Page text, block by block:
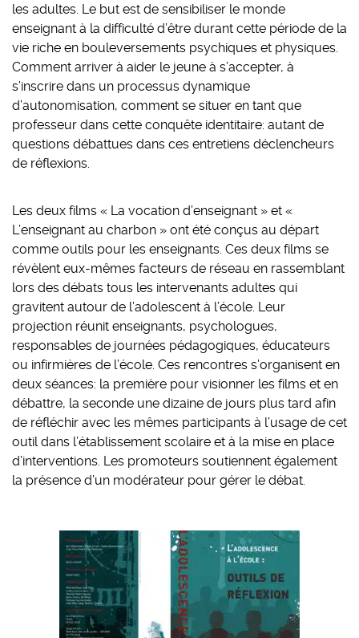
les adultes. Le but est de sensibiliser le monde
enseignant à la difficulté d’être durant cette période de la
vie riche en bouleversements psychiques et physiques.
Comment arriver à aider le jeune à s’accepter, à
s’inscrire dans un processus dynamique
d’autonomisation, comment se situer en tant que
professeur dans cette conquête identitaire: autant de
questions débattues dans ces entretiens déclencheurs
de réflexions.
Les deux films « La vocation d’enseignant » et «
L’enseignant au charbon » ont été conçus au départ
comme outils pour les enseignants. Ces deux films se
révèlent eux-mêmes facteurs de réseau en rassemblant
lors des débats tous les intervenants adultes qui
gravitent autour de l’adolescent à l’école. Leur
projection réunit enseignants, psychologues,
responsables de journées pédagogiques, éducateurs
ou infirmières de l’école. Ces rencontres s’organisent en
deux séances: la première pour visionner les films et en
débattre, la seconde une dizaine de jours plus tard afin
de réfléchir avec les mêmes participants à l’usage de cet
outil dans l’établissement scolaire et à la mise en place
d’interventions. Les promoteurs soutiennent également
la présence d’un modérateur pour gérer le débat.